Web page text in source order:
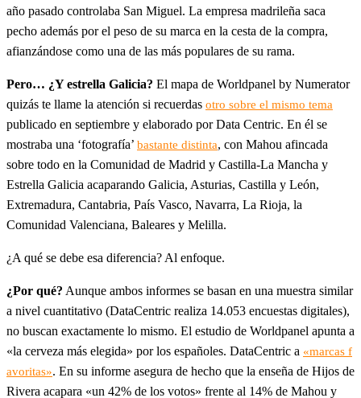
año pasado controlaba San Miguel. La empresa madrileña saca
pecho además por el peso de su marca en la cesta de la compra,
afianzándose como una de las más populares de su rama.
Pero… ¿Y estrella Galicia? El mapa de Worldpanel by Numerator
quizás te llame la atención si recuerdas otro sobre el mismo tema
publicado en septiembre y elaborado por Data Centric. En él se
mostraba una ‘fotografía’ bastante distinta, con Mahou afincada
sobre todo en la Comunidad de Madrid y Castilla-La Mancha y
Estrella Galicia acaparando Galicia, Asturias, Castilla y León,
Extremadura, Cantabria, País Vasco, Navarra, La Rioja, la
Comunidad Valenciana, Baleares y Melilla.
¿A qué se debe esa diferencia? Al enfoque.
¿Por qué? Aunque ambos informes se basan en una muestra similar
a nivel cuantitativo (DataCentric realiza 14.053 encuestas digitales),
no buscan exactamente lo mismo. El estudio de Worldpanel apunta a
«la cerveza más elegida» por los españoles. DataCentric a «marcas f
avoritas». En su informe asegura de hecho que la enseña de Hijos de
Rivera acapara «un 42% de los votos» frente al 14% de Mahou y